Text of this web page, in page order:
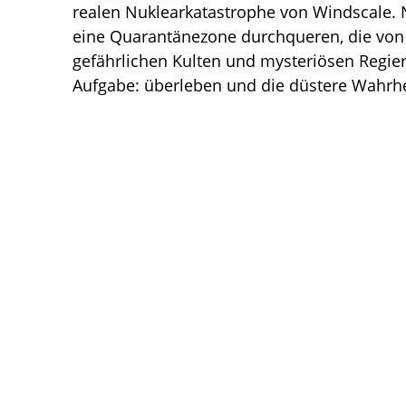
realen Nuklearkatastrophe von
eine Quarantänezone durchqueren, die
gefährlichen Kulten und mysteriösen
Aufgabe: überleben und die düstere